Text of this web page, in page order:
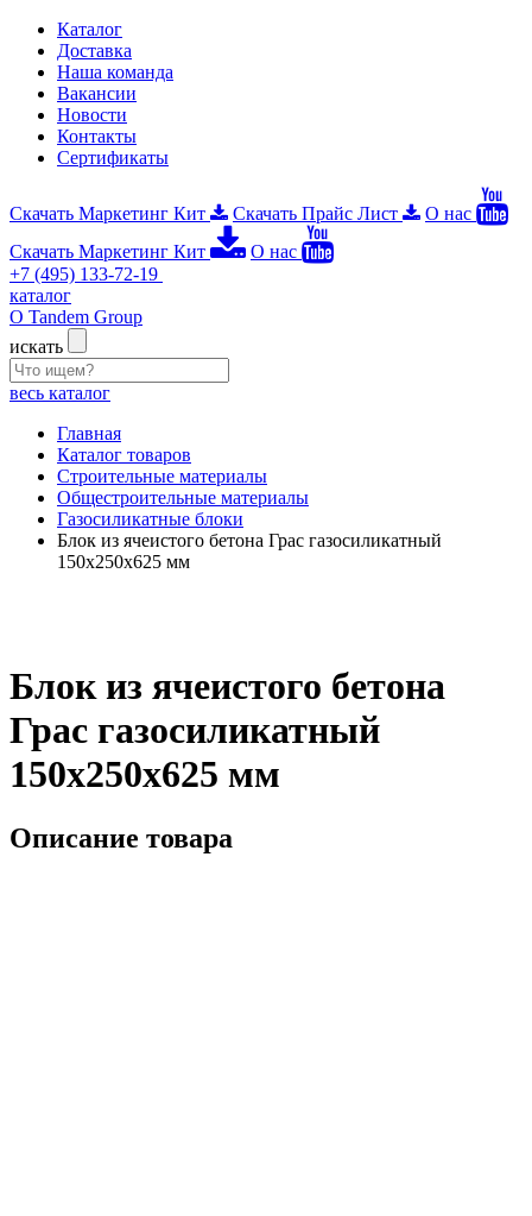
Каталог
Доставка
Наша команда
Вакансии
Новости
Контакты
Сертификаты
Скачать Маркетинг Кит Скачать Прайс Лист
О нас
Скачать Маркетинг Кит
О нас
+7 (495) 133-72-19
каталог
О Tandem Group
искать
весь каталог
Главная
Каталог товаров
Строительные материалы
Общестроительные материалы
Газосиликатные блоки
Блок из ячеистого бетона Грас газосиликатный
150х250х625 мм
Блок из ячеистого бетона
Грас газосиликатный
150х250х625 мм
Описание товара